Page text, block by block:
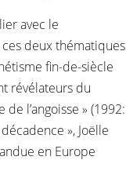
avec le
deux thématiques
fin-de-siècle
révélateurs du
l’angoisse » (1992:
», Joëlle
en Europe